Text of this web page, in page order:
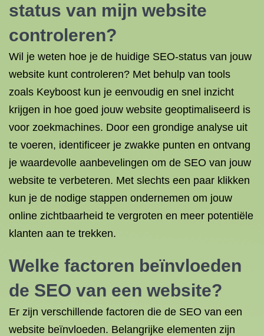
status van mijn website
controleren?
Wil je weten hoe je de huidige SEO-status van jouw
website kunt controleren? Met behulp van tools
zoals Keyboost kun je eenvoudig en snel inzicht
krijgen in hoe goed jouw website geoptimaliseerd is
voor zoekmachines. Door een grondige analyse uit
te voeren, identificeer je zwakke punten en ontvang
je waardevolle aanbevelingen om de SEO van jouw
website te verbeteren. Met slechts een paar klikken
kun je de nodige stappen ondernemen om jouw
online zichtbaarheid te vergroten en meer potentiële
klanten aan te trekken.
Welke factoren beïnvloeden
de SEO van een website?
Er zijn verschillende factoren die de SEO van een
website beïnvloeden. Belangrijke elementen zijn